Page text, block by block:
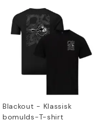
Blackout - Klassisk
bomulds-T-shirt